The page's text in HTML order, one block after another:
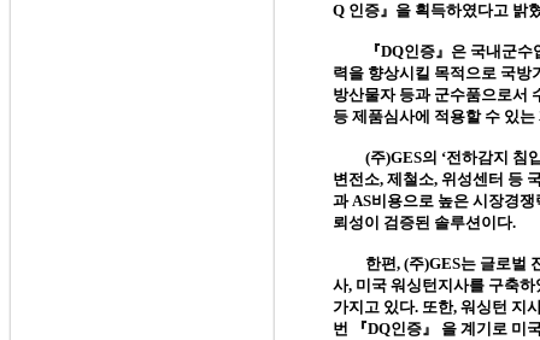
Q 인증』을 획득하였다고 밝
『DQ인증』은 국내군수
력을 향상시킬 목적으로 국
방산물자 등과 군수품으로서
등 제품심사에 적용할 수 있는
(주)GES의 ‘전하감지 침
변전소, 제철소, 위성센터 등
과AS비용으로 높은 시장경
뢰성이 검증된 솔루션이다.
한편, (주)GES는 글로벌
사, 미국 워싱턴지사를 구축
가지고 있다. 또한, 워싱턴 지
번 『DQ인증』 을 계기로 미